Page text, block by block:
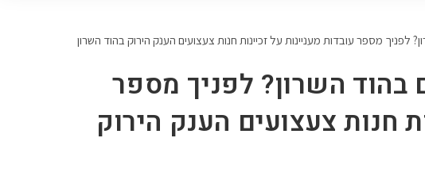
בהוד השרון? לפניך מספר
חנות צעצועים הענק הירוק